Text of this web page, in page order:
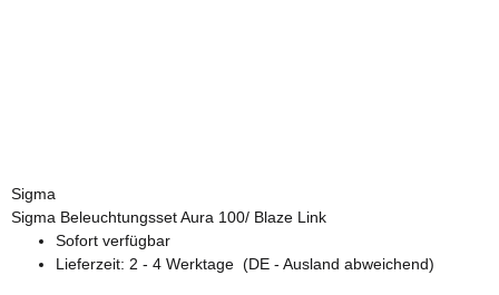
Sigma
Sigma Beleuchtungsset Aura 100/ Blaze Link
Sofort verfügbar
Lieferzeit: 2 - 4 Werktage (DE - Ausland abweichend)